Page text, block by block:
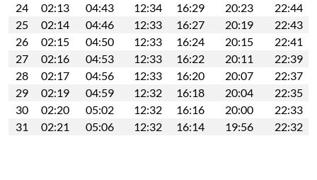
24
02:13 04:43 12:34 16:29 20:23
22:44
25
02:14 04:46 12:33 16:27 20:19
22:43
26
02:15 04:50 12:33 16:24 20:15
22:41
27
02:16 04:53 12:33 16:22 20:11
22:39
28
02:17 04:56 12:33 16:20 20:07
22:37
29
02:19 04:59 12:32 16:18 20:04
22:35
30
02:20 05:02 12:32 16:16 20:00
22:33
31
02:21 05:06 12:32 16:14 19:56 22:32